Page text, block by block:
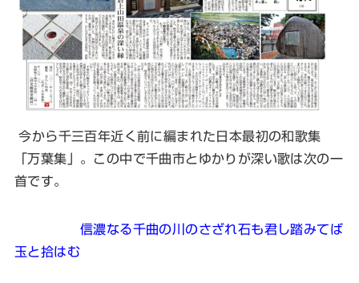
今から千三百年近く前に編まれた日本最初の和歌集
「万葉集」。この中で千曲市とゆかりが深い歌は次の一
首です。
信濃なる千曲の川のさざれ石も君し踏みてば
玉と拾はむ